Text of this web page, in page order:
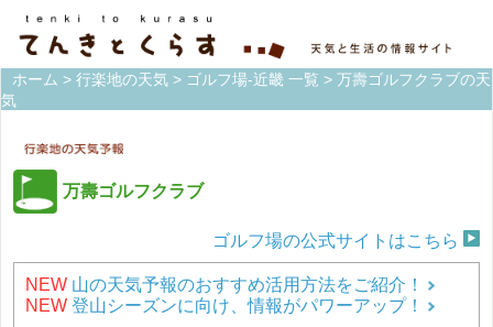
ホーム > 行楽地の天気 > ゴルフ場-近畿 一覧 > 万壽ゴルフクラブの天
気
万壽ゴルフクラブ
ゴルフ場の公式サイトはこちら
NEW 山の天気予報のおすすめ活用方法をご紹介！
NEW 登山シーズンに向け、情報がパワーアップ！